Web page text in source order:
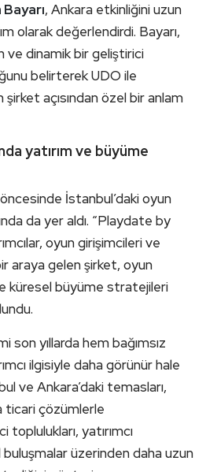
, Ankara etkinliğini uzun
olarak değerlendirdi. Bayarı,
ve dinamik bir geliştirici
belirterek UDO ile
şirket açısından özel bir anlam
yatırım ve büyüme
İstanbul’daki oyun
da yer aldı. “Playdate by
oyun girişimcileri ve
araya gelen şirket, oyun
küresel büyüme stratejileri
son yıllarda hem bağımsız
ilgisiyle daha görünür hale
ve Ankara’daki temasları,
ticari çözümlerle
toplulukları, yatırımcı
üzerinden daha uzun